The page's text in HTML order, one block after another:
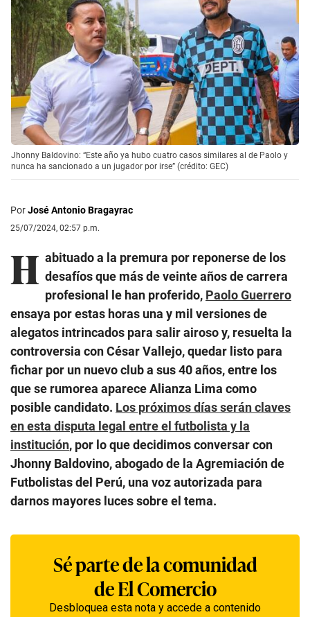
Jhonny Baldovino: “Este año ya hubo cuatro casos similares al de Paolo y
nunca ha sancionado a un jugador por irse” (crédito: GEC)
PorJosé Antonio Bragayrac
25/07/2024, 02:57 p.m.
H abituado a la premura por reponerse de los
desafíos que más de veinte años de carrera
profesional le han proferido, Paolo Guerrero
ensaya por estas horas una y mil versiones de
alegatos intrincados para salir airoso y, resuelta la
controversia con César Vallejo, quedar listo para
fichar por un nuevo club a sus 40 años, entre los
que se rumorea aparece Alianza Lima como
posible candidato. Los próximos días serán claves
en esta disputa legal entre el futbolista y la
institución, por lo que decidimos conversar con
Jhonny Baldovino, abogado de la Agremiación de
Futbolistas del Perú, una voz autorizada para
darnos mayores luces sobre el tema.